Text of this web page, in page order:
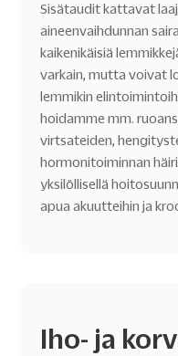
Sisätaudit kattavat
aineenvaihdunnan
kaikenikäisiä
varkain, mutta voivat
lemmikin
hoidamme mm.
virtsateiden,
hormonitoiminnan
yksilöllisellä
apua akuutteihin ja
Iho- ja